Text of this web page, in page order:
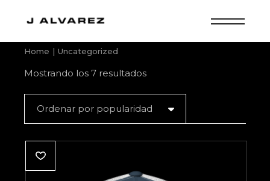
Home Uncategorized
Mostrando los 7 resultadosOrdenado
por
Ordenar por popularidad